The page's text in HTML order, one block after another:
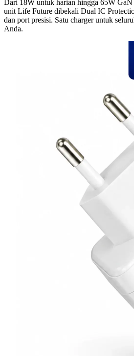
Dari 18W untuk harian hingga 65W
unit Life Future dibekali Dual IC
dan port presisi. Satu charger untuk
Anda.